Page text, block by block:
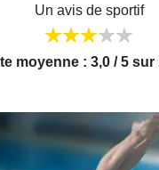
Un avis de sportif
moyenne : 3,0 / 5 sur